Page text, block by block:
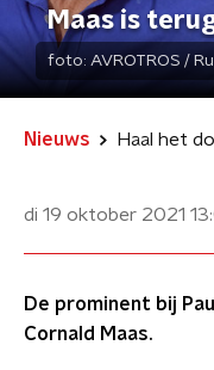
Maas is
foto: AVROTROS /
Nieuws
di 19 oktober 2021
De prominent bij
Cornald Maas.